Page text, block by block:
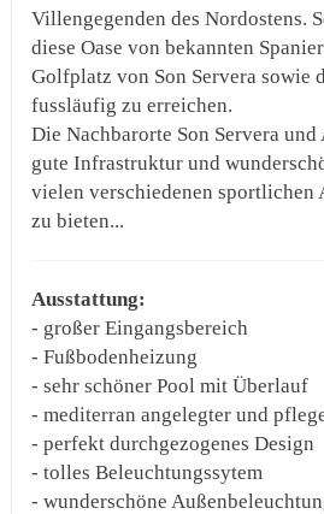
Villengegenden des Nordostens.
diese Oase von bekannten
Golfplatz von Son Servera sowie
fussläufig zu erreichen.
Die Nachbarorte Son Servera
gute Infrastruktur und
vielen verschiedenen
zu bieten...
Ausstattung:
- großer Eingangsbereich
- Fußbodenheizung
- sehr schöner Pool mit Überlauf
- mediterran angelegter und
- perfekt durchgezogenes Design
- tolles Beleuchtungssytem
- wunderschöne